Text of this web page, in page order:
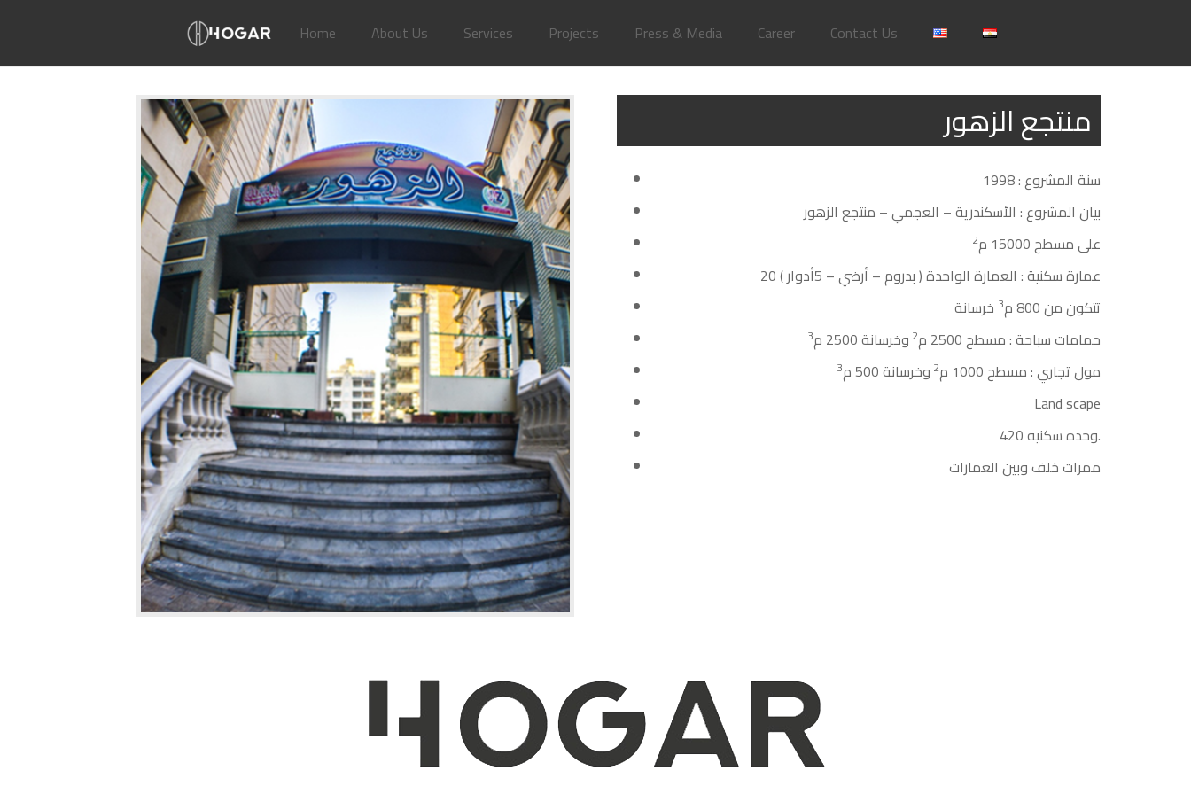
Home About Us Services Projects Press & Media Career Contact Us
منتجع الزهور
سنة المشروع : 1998
بيان المشروع : الأسكندرية – العجمي – منتجع الزهور
على مسطح 15000 م
2
20 عمارة سكنية : العمارة الواحدة ( بدروم – أرضي – 5أدوار )
تتكون من 800 م
3 خرسانة
حمامات سباحة : مسطح 2500 م
2 وخرسانة 2500 م 3
مول تجاري : مسطح 1000 م 2 وخرسانة 500 م 3
Land scape
420 وحده سكنيه.
ممرات خلف وبين العمارات